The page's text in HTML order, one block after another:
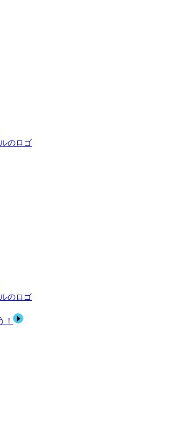
！